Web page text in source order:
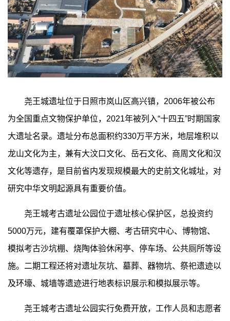
尧王城遗址位于日照市岚山区高兴镇，2006年被公布
为全国重点文物保护单位，2021年被列入“十四五”时期国家
大遗址名录。遗址分布总面积约330万平方米，地层堆积以
龙山文化为主，兼有大汶口文化、岳石文化、商周文化和汉
文化等遗存，是目前省内发现规模最大的史前文化城址，对
研究中华文明起源具有重要价值。
尧王城考古遗址公园位于遗址核心保护区，总投资约
5000万元，建有覆罩保护大棚、考古研究中心、博物馆、
模拟考古沙坑棚、烧陶体验休闲亭、停车场、公共厕所等设
施。二期工程还将对遗址灰坑、墓葬、器物坑、祭祀遗迹以
及环壕、城墙等遗迹进行地表标识展示和模拟展示等。
尧王城考古遗址公园实行免费开放，工作人员和志愿者